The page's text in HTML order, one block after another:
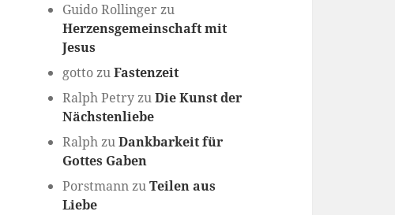
Guido Rollinger zu
Herzensgemeinschaft mit
Jesus
gottozuFastenzeit
Ralph PetryzuDie Kunst der
Nächstenliebe
RalphzuDankbarkeit für
Gottes Gaben
PorstmannzuTeilen aus
Liebe